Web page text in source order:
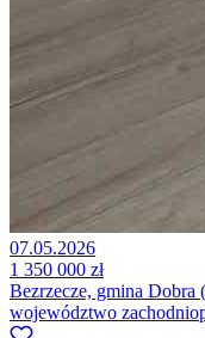
07.05.2026
1 350 000 zł
Bezrzecze, gmina Dobra
województwo